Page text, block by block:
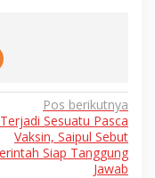
Pos berikutnya
Sesuatu Pasca
Vaksin, Saipul Sebut
Siap Tanggung
Jawab